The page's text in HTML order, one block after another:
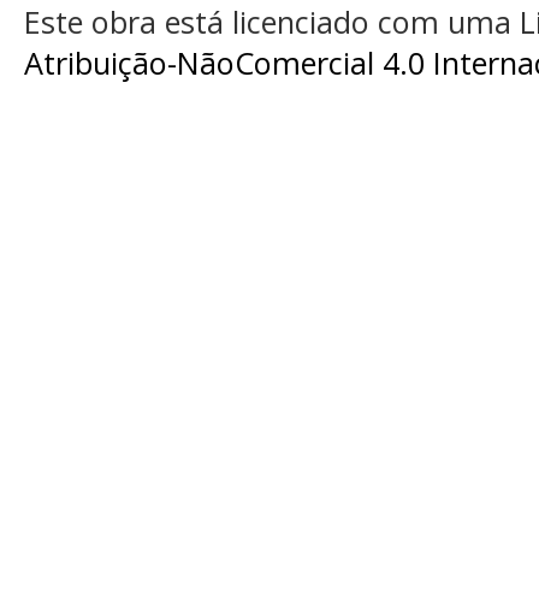
Este obra está licenciado com uma
Atribuição-NãoComercial 4.0